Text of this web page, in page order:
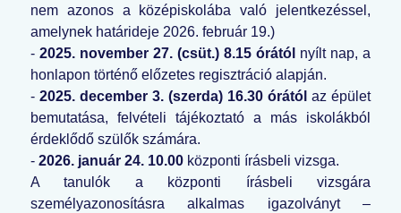
nem azonos a középiskolába való jelentkezéssel,
amelynek határideje 2026. február 19.)
- 2025. november 27. (csüt.) 8.15 órától nyílt nap, a
honlapon történő előzetes regisztráció alapján.
- 2025. december 3. (szerda) 16.30 órától az épület
bemutatása, felvételi tájékoztató a más iskolákból
érdeklődő szülők számára.
- 2026. január 24. 10.00 központi írásbeli vizsga.
A tanulók a központi írásbeli vizsgára
személyazonosításra alkalmas igazolványt –